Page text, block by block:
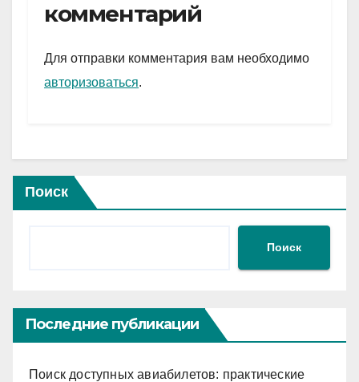
a
m
A
p
и
комментарий
Для отправки комментария вам необходимо
авторизоваться.
Поиск
Поиск
Последние публикации
Поиск доступных авиабилетов: практические